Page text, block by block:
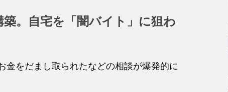
。自宅を「闇バイト」に狙わ
金をだまし取られたなどの相談が爆発的に